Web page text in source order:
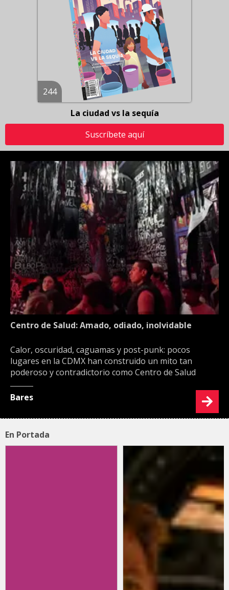
244
La ciudad vs la sequía
Suscríbete aquí
Centro de Salud: Amado, odiado, inolvidable
Calor, oscuridad, caguamas y post-punk: pocos
lugares en la CDMX han construido un mito tan
poderoso y contradictorio como Centro de Salud
Bares
En Portada